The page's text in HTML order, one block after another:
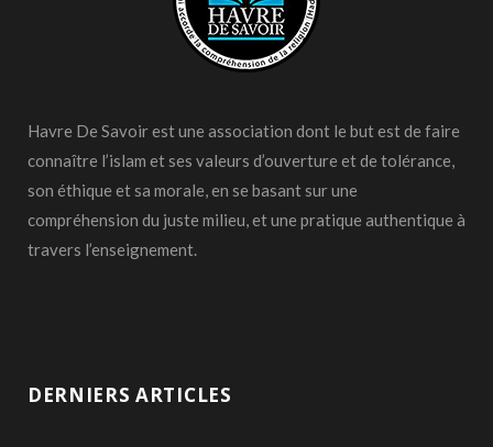
Havre De Savoir est une association dont le but est de faire
connaître l’islam et ses valeurs d’ouverture et de tolérance,
son éthique et sa morale, en se basant sur une
compréhension du juste milieu, et une pratique authentique à
travers l’enseignement.
DERNIERS ARTICLES